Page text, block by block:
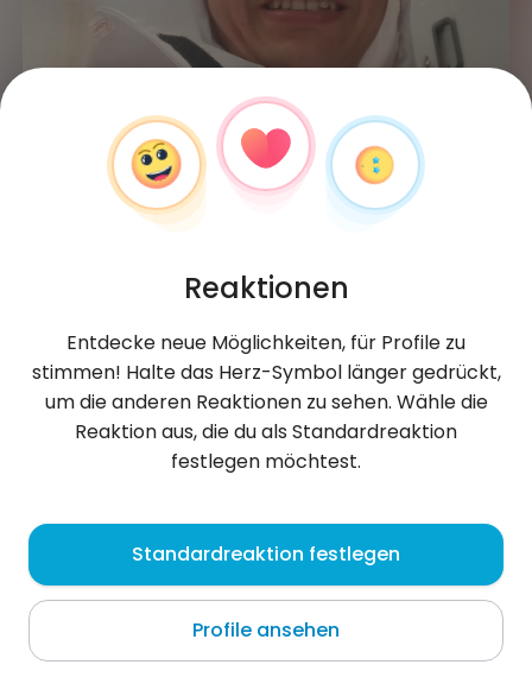
Albeiro , 32
Táriba
Über mich
Reaktionen
Entdecke neue Möglichkeiten, für Profile zu
stimmen! Halte das Herz-Symbol länger gedrückt,
um die anderen Reaktionen zu sehen. Wähle die
Reaktion aus, die du als Standardreaktion
festlegen möchtest.
Standardreaktion festlegen
Profile ansehen